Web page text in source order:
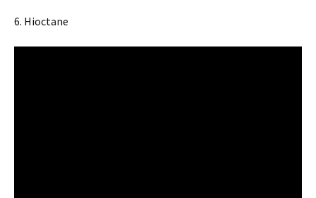
6. Hioctane